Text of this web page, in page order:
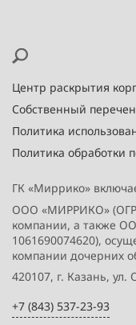
Центр раскрытия
Собственный
Политика
Политика обработки
ГК «Миррико»
ООО «МИРРИКО»
компании, а также
1061690074620),
компании дочерних
420107, г. Казань, ул.
+7 (843) 537-23-93